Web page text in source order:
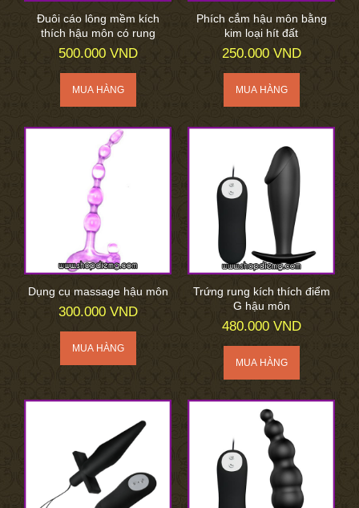
Đuôi cáo lông mềm kích
thích hậu môn có rung
500.000 VND
Phích cắm hậu môn bằng
kim loại hít đất
250.000 VND
Dụng cụ massage hậu môn
300.000 VND
Trứng rung kích thích điểm
G hậu môn
480.000 VND